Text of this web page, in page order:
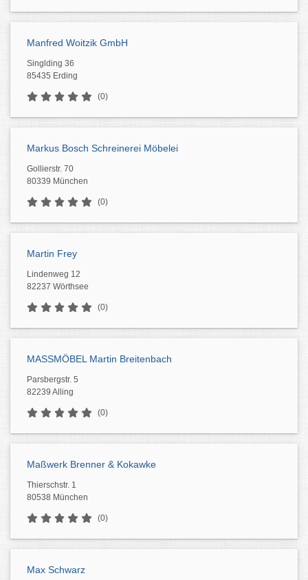
Manfred Woitzik GmbH
Singlding 36
85435 Erding
(0)
Markus Bosch Schreinerei Möbelei
Gollierstr. 70
80339 München
(0)
Martin Frey
Lindenweg 12
82237 Wörthsee
(0)
MASSMÖBEL Martin Breitenbach
Parsbergstr. 5
82239 Alling
(0)
Maßwerk Brenner & Kokawke
Thierschstr. 1
80538 München
(0)
Max Schwarz